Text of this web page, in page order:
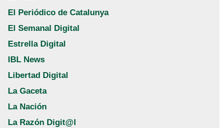
El Periódico de Catalunya
El Semanal Digital
Estrella Digital
IBL News
Libertad Digital
La Gaceta
La Nación
La Razón Digit@l